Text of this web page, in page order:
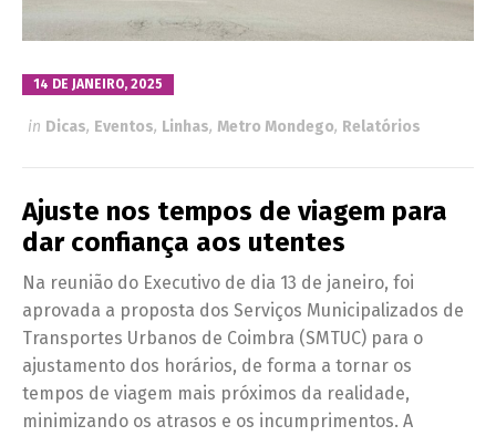
14 DE JANEIRO, 2025
in Dicas, Eventos, Linhas, Metro Mondego, Relatórios
Ajuste nos tempos de viagem para
dar confiança aos utentes
Na reunião do Executivo de dia 13 de janeiro, foi
aprovada a proposta dos Serviços Municipalizados de
Transportes Urbanos de Coimbra (SMTUC) para o
ajustamento dos horários, de forma a tornar os
tempos de viagem mais próximos da realidade,
minimizando os atrasos e os incumprimentos. A